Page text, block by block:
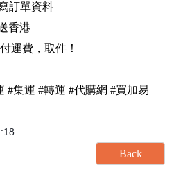
訂單資料
香港
運費，取件！
#集運 #轉運 #代購網 #買加易